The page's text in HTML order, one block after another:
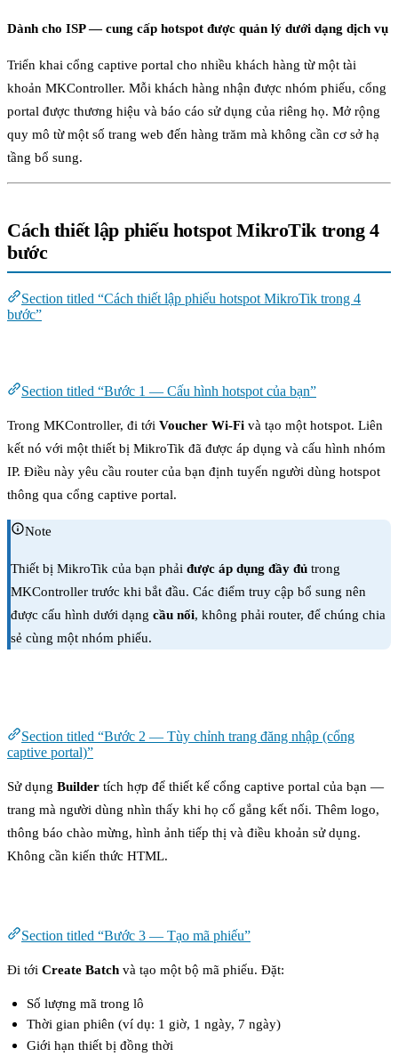
Dành cho ISP — cung cấp hotspot được quản lý dưới dạng dịch vụ
Triển khai cổng captive portal cho nhiều khách hàng từ một tài
khoản MKController. Mỗi khách hàng nhận được nhóm phiếu, cổng
portal được thương hiệu và báo cáo sử dụng của riêng họ. Mở rộng
quy mô từ một số trang web đến hàng trăm mà không cần cơ sở hạ
tầng bổ sung.
Cách thiết lập phiếu hotspot MikroTik trong 4
bước
Section titled “Cách thiết lập phiếu hotspot MikroTik trong 4
bước”
Section titled “Bước 1 — Cấu hình hotspot của bạn”
Trong MKController, đi tới Voucher Wi-Fi và tạo một hotspot. Liên
kết nó với một thiết bị MikroTik đã được áp dụng và cấu hình nhóm
IP. Điều này yêu cầu router của bạn định tuyến người dùng hotspot
thông qua cổng captive portal.
Note
Thiết bị MikroTik của bạn phải được áp dụng đầy đủ trong
MKController trước khi bắt đầu. Các điểm truy cập bổ sung nên
được cấu hình dưới dạng cầu nối, không phải router, để chúng chia
sẻ cùng một nhóm phiếu.
Section titled “Bước 2 — Tùy chỉnh trang đăng nhập (cổng
captive portal)”
Sử dụng Builder tích hợp để thiết kế cổng captive portal của bạn —
trang mà người dùng nhìn thấy khi họ cố gắng kết nối. Thêm logo,
thông báo chào mừng, hình ảnh tiếp thị và điều khoản sử dụng.
Không cần kiến thức HTML.
Section titled “Bước 3 — Tạo mã phiếu”
Đi tới Create Batch và tạo một bộ mã phiếu. Đặt:
Số lượng mã trong lô
Thời gian phiên (ví dụ: 1 giờ, 1 ngày, 7 ngày)
Giới hạn thiết bị đồng thời